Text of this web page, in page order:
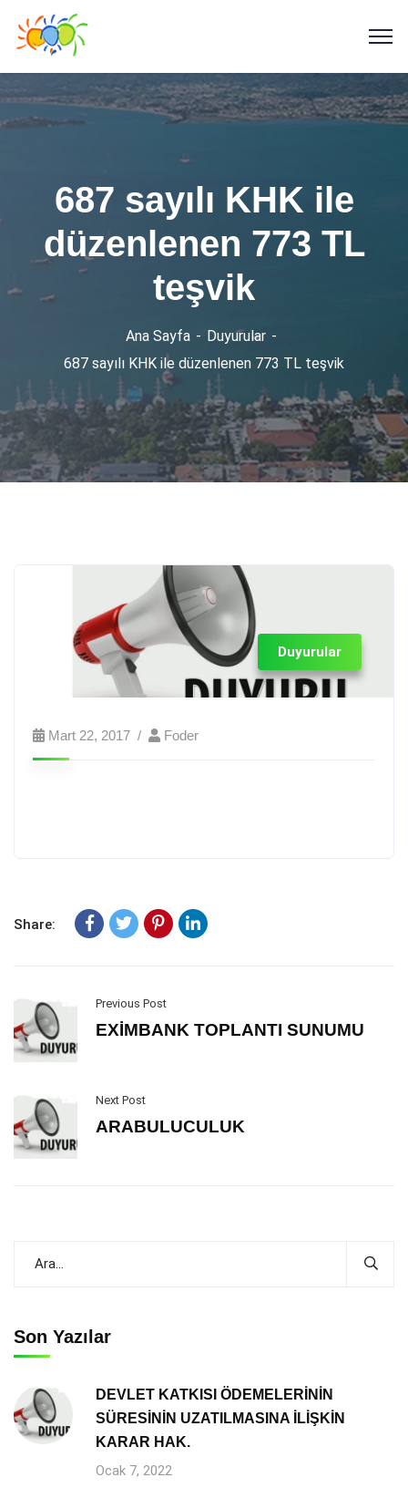
687 sayılı KHK ile
düzenlenen 773 TL
teşvik
Ana Sayfa
Duyurular
687 sayılı KHK ile düzenlenen 773 TL teşvik
Duyurular
Mart 22, 2017 Foder
Share:
Previous Post
EXİMBANK TOPLANTI SUNUMU
Next Post
ARABULUCULUK
Son Yazılar
DEVLET KATKISI ÖDEMELERİNİN
SÜRESİNİN UZATILMASINA İLİŞKİN
KARAR HAK.
Ocak 7, 2022